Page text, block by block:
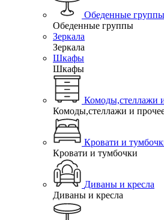
Обеденные группы
Обеденные группы
Зеркала
Зеркала
Шкафы
Шкафы
Комоды,стеллажи
Комоды,стеллажи и
Кровати и
Кровати и тумбочки
Диваны и кресла
Диваны и кресла